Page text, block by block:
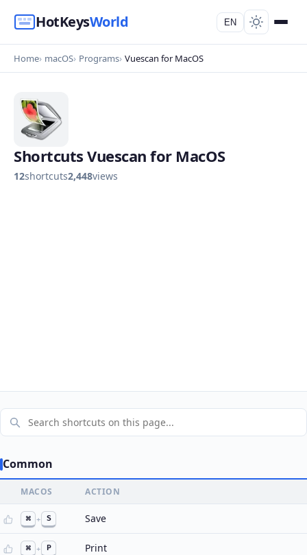
HotKeysWorld EN
Home macOS Programs Vuescan for MacOS
Shortcuts Vuescan for MacOS
12shortcuts2,448views
Common
MACOS ACTION
⌘ + S Save
⌘ + P Print